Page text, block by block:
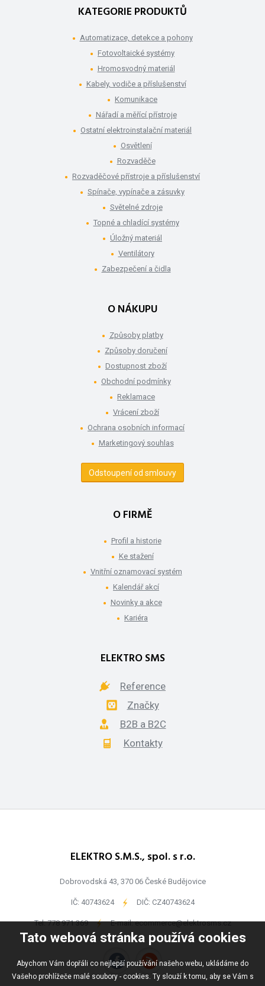
Tato webová stránka používá cookies
Abychom Vám dopřáli co nejlepší používání našeho webu, ukládáme do
Vašeho prohlížeče malé soubory - cookies. Ty slouží k tomu, aby se Vám s
KATEGORIE PRODUKTŮ
Automatizace, detekce a pohony
Fotovoltaické systémy
Hromosvodný materiál
Kabely, vodiče a příslušenství
Komunikace
Nářadí a měřící přístroje
Ostatní elektroinstalační materiál
Osvětlení
Rozvaděče
Rozvaděčové přístroje a příslušenství
Spínače, vypínače a zásuvky
Světelné zdroje
Topné a chladící systémy
Úložný materiál
Ventilátory
Zabezpečení a čidla
O NÁKUPU
Způsoby platby
Způsoby doručení
Dostupnost zboží
Obchodní podmínky
Reklamace
Vrácení zboží
Ochrana osobních informací
Marketingový souhlas
Odstoupení od smlouvy
O FIRMĚ
Profil a historie
Ke stažení
Vnitřní oznamovací systém
Kalendář akcí
Novinky a akce
Kariéra
ELEKTRO SMS
Reference
Značky
B2B a B2C
Kontakty
ELEKTRO S.M.S., spol. s r.o.
Dobrovodská 43, 370 06 České Budějovice
IČ: 40743624 - DIČ: CZ40743624
Tel:778 971 369 - E-mail:ecommerce@elektrosms.cz